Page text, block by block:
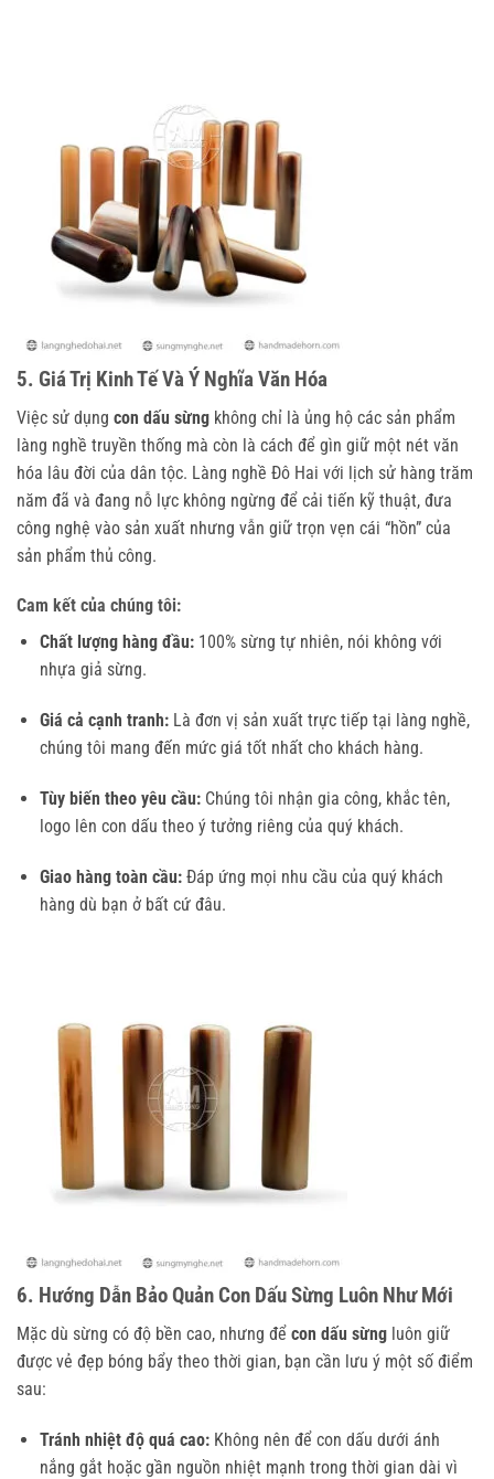
5. Giá Trị Kinh Tế Và Ý Nghĩa Văn Hóa
Việc sử dụng con dấu sừng không chỉ là ủng hộ các sản phẩm
làng nghề truyền thống mà còn là cách để gìn giữ một nét văn
hóa lâu đời của dân tộc. Làng nghề Đô Hai với lịch sử hàng trăm
năm đã và đang nỗ lực không ngừng để cải tiến kỹ thuật, đưa
công nghệ vào sản xuất nhưng vẫn giữ trọn vẹn cái “hồn” của
sản phẩm thủ công.
Cam kết của chúng tôi:
Chất lượng hàng đầu:100% sừng tự nhiên, nói không với
nhựa giả sừng.
Giá cả cạnh tranh:Là đơn vị sản xuất trực tiếp tại làng nghề,
chúng tôi mang đến mức giá tốt nhất cho khách hàng.
Tùy biến theo yêu cầu:Chúng tôi nhận gia công, khắc tên,
logo lên con dấu theo ý tưởng riêng của quý khách.
Giao hàng toàn cầu:Đáp ứng mọi nhu cầu của quý khách
hàng dù bạn ở bất cứ đâu.
6. Hướng Dẫn Bảo Quản Con Dấu Sừng Luôn Như Mới
Mặc dù sừng có độ bền cao, nhưng để con dấu sừng luôn giữ
được vẻ đẹp bóng bẩy theo thời gian, bạn cần lưu ý một số điểm
sau:
Tránh nhiệt độ quá cao:Không nên để con dấu dưới ánh
nắng gắt hoặc gần nguồn nhiệt mạnh trong thời gian dài vì